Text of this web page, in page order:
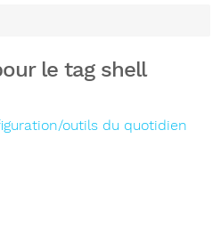
le tag shell
outils du quotidien